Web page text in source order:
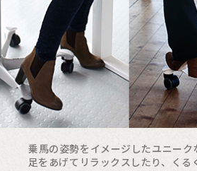
乗馬の姿勢をイメージしたユニーク
足をあげてリラックスしたり、くる